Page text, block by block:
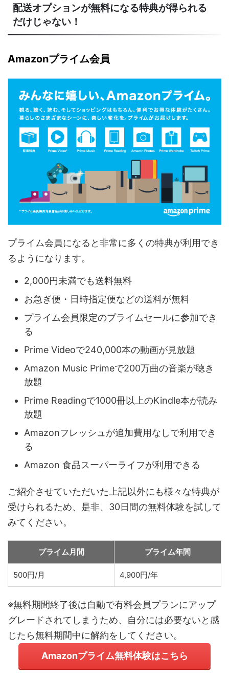
配送オプションが無料になる特典が得られる
だけじゃない！
Amazonプライム会員
プライム会員になると非常に多くの特典が利用でき
るようになります。
2,000円未満でも送料無料
お急ぎ便・日時指定便などの送料が無料
プライム会員限定のプライムセールに参加でき
る
Prime Videoで240,000本の動画が見放題
Amazon Music Primeで200万曲の音楽が聴き
放題
Prime Readingで1000冊以上のKindle本が読み
放題
Amazonフレッシュが追加費用なしで利用でき
る
Amazon 食品スーパーライフが利用できる
ご紹介させていただいた上記以外にも様々な特典が
受けられるため、是非、30日間の無料体験を試して
みてください。
プライム月間 プライム年間
500円/月 4,900円/年
※無料期間終了後は自動で有料会員プランにアップ
グレードされてしまうため、自分には必要ないと感
じたら無料期間中に解約をしてください。
Amazonプライム無料体験はこちら